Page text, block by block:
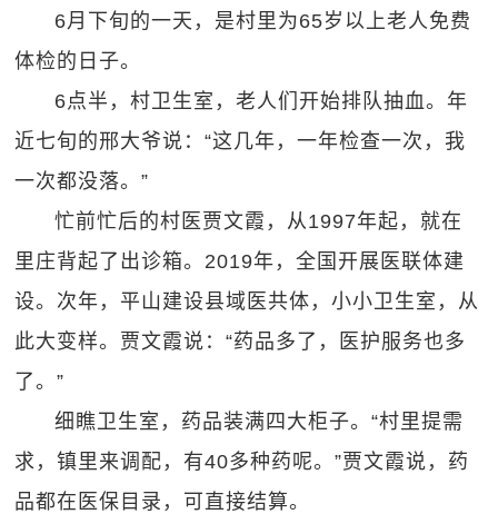
6月下旬的一天，是村里为65岁以上老人免费
体检的日子。
6点半，村卫生室，老人们开始排队抽血。年
近七旬的邢大爷说：“这几年，一年检查一次，我
一次都没落。”
忙前忙后的村医贾文霞，从1997年起，就在
里庄背起了出诊箱。2019年，全国开展医联体建
设。次年，平山建设县域医共体，小小卫生室，从
此大变样。贾文霞说：“药品多了，医护服务也多
了。”
细瞧卫生室，药品装满四大柜子。“村里提需
求，镇里来调配，有40多种药呢。”贾文霞说，药
品都在医保目录，可直接结算。